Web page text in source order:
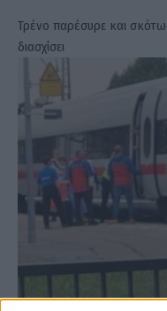
Τρένο παρέσυρε και
διασχίσει